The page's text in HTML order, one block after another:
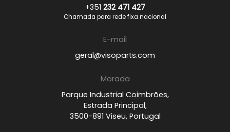
+351 232 471 427
Chamada para rede fixa nacional
E-mail
geral@visoparts.com
Morada
Parque Industrial Coimbrões,
Estrada Principal,
3500-891 Viseu, Portugal